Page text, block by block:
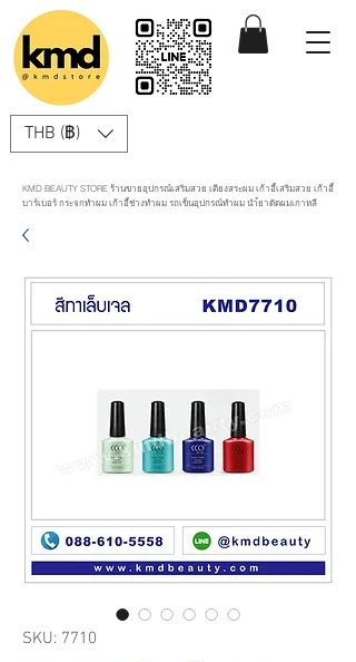
THB (฿)
KMD BEAUTY STORE ร้านขายอุปกรณ์เสริมสวย เตียงสระผม เก้าอี้เสริมสวย เก้าอี้
บาร์เบอร์ กระจกทำผม เก้าอี้ช่างทำผม รถเข็นอุปกรณ์ทำผม นำ้ยาดัดผมเกาหลี
SKU: 7710